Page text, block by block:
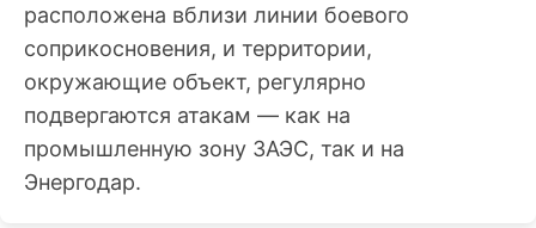
расположена вблизи линии боевого
соприкосновения, и территории,
окружающие объект, регулярно
подвергаются атакам — как на
промышленную зону ЗАЭС, так и на
Энергодар.